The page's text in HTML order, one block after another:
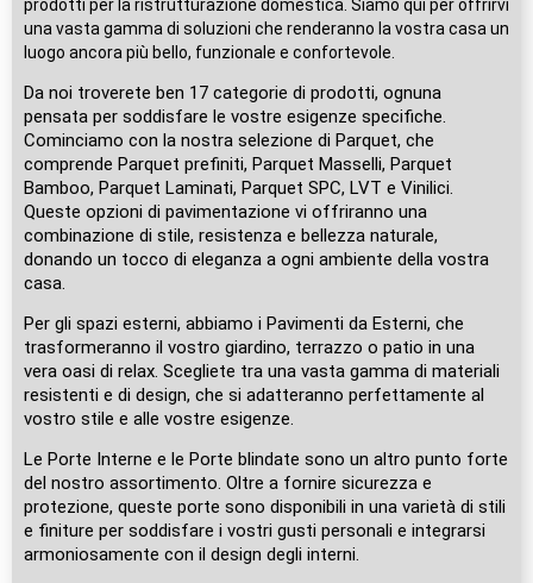
prodotti per la ristrutturazione domestica. Siamo qui per offrirvi
una vasta gamma di soluzioni che renderanno la vostra casa un
luogo ancora più bello, funzionale e confortevole.
Da noi troverete ben 17 categorie di prodotti, ognuna
pensata per soddisfare le vostre esigenze specifiche.
Cominciamo con la nostra selezione di Parquet, che
comprende Parquet prefiniti, Parquet Masselli, Parquet
Bamboo, Parquet Laminati, Parquet SPC, LVT e Vinilici.
Queste opzioni di pavimentazione vi offriranno una
combinazione di stile, resistenza e bellezza naturale,
donando un tocco di eleganza a ogni ambiente della vostra
casa.
Per gli spazi esterni, abbiamo i Pavimenti da Esterni, che
trasformeranno il vostro giardino, terrazzo o patio in una
vera oasi di relax. Scegliete tra una vasta gamma di materiali
resistenti e di design, che si adatteranno perfettamente al
vostro stile e alle vostre esigenze.
Le Porte Interne e le Porte blindate sono un altro punto forte
del nostro assortimento. Oltre a fornire sicurezza e
protezione, queste porte sono disponibili in una varietà di stili
e finiture per soddisfare i vostri gusti personali e integrarsi
armoniosamente con il design degli interni.